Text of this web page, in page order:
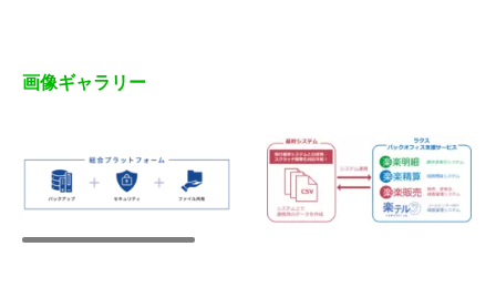
画像ギャラリー